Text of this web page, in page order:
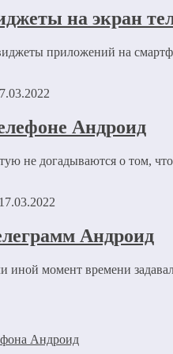
для последующих моих
персональных данных.
на экран
приложений на
Андроид
не догадываются о том,
17.03.2022
Андроид
момент времени
Андроид